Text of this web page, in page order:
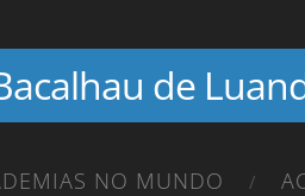
de
NO MUNDO